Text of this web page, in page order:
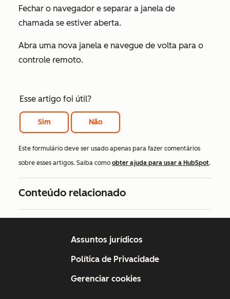
Fechar o navegador e separar a janela de
chamada se estiver aberta.
Abra uma nova janela e navegue de volta para o
controle remoto.
Esse artigo foi útil?
Sim Não
Este formulário deve ser usado apenas para fazer comentários
sobre esses artigos. Saiba como obter ajuda para usar a HubSpot.
Conteúdo relacionado
Assuntos jurídicos
Política de Privacidade
Gerenciar cookies